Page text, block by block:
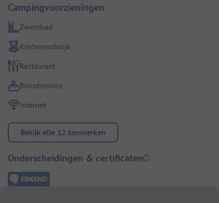
Campingvoorzieningen
Zwembad
Kindvriendelijk
Restaurant
Broodservice
Internet
Bekijk alle 12 kenmerken
Onderscheidingen & certificaten